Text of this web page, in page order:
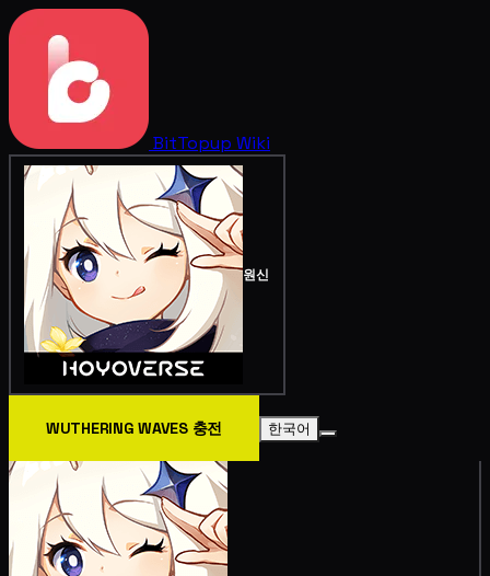
BitTopup Wiki
원신
WUTHERING WAVES 충전 한국어